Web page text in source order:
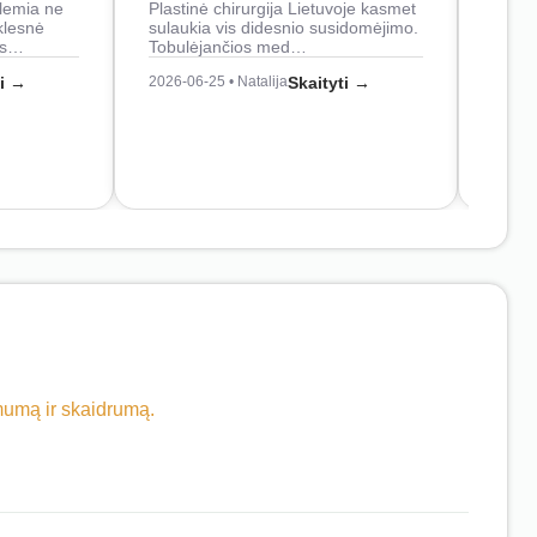
ne
→
Plastinė chirurgija Lietuvoje kasmet
sulaukia vis didesnio susidomėjimo.
Tobulėjančios med…
2026-06-25 • NatalijaSkaityti →
ir skaidrumą.